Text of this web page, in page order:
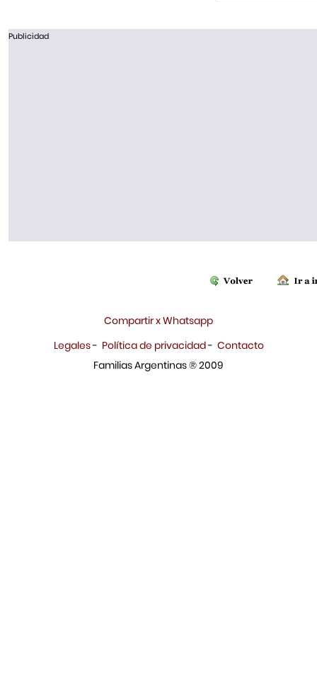
Publicidad
Compartir x Whatsapp
Legales- Política de privacidad- Contacto
Familias Argentinas ® 2009